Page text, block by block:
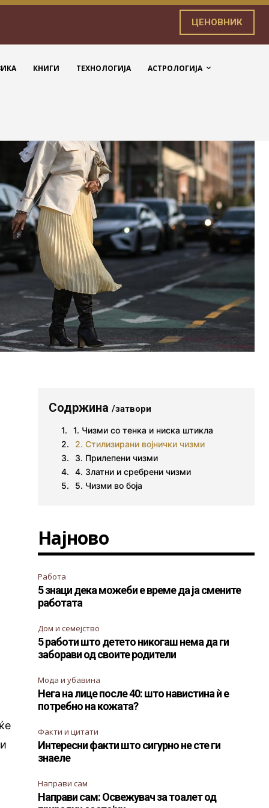
ЦЕНОВНИК
КНИГИ ТЕХНОЛОГИЈА АСТРОЛОГИЈА
Содржина/затвори
1. Чизми со тенка и ниска штикла
2. Стилизирани војнички чизми
3. Прилепени чизми
4. Златни и сребрени чизми
5. Чизми во боја
Најново
Работа
5 знаци дека можеби е време да ја смените
работата
Дом и семејство
5 работи што детето никогаш нема да ги
заборави од своите родители
Мода и убавина
Нега на лице после 40: што навистина ѝ е
потребно на кожата?
Факти и цитати
Интересни факти што сигурно не сте ги
знаеле
Направи сам
Направи сам: Освежувач за тоалет од